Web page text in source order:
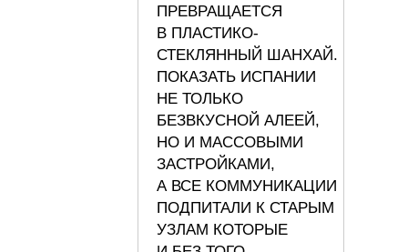
ПРЕВРАЩАЕТСЯ
В ПЛАСТИКО-
СТЕКЛЯННЫЙ ШАНХАЙ.
ПОКАЗАТЬ ИСПАНИИ
НЕ ТОЛЬКО
БЕЗВКУСНОЙ АЛЕЕЙ,
НО И МАССОВЫМИ
ЗАСТРОЙКАМИ,
А ВСЕ КОММУНИКАЦИИ
ПОДПИТАЛИ К СТАРЫМ
УЗЛАМ КОТОРЫЕ